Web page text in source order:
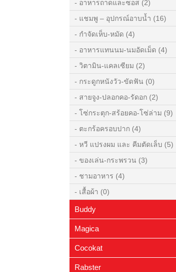
- อาหารถาดและซอส (2)
- แชมพู – อุปกรณ์อาบน้ำ (16)
- กำจัดเห็บ-หมัด (4)
- อาหารแทนนม-นมอัดเม็ด (4)
- วิตามิน-แคลเซียม (2)
- กระดูกหนังวัว-ขัดฟัน (0)
- สายจูง-ปลอกคอ-รัดอก (2)
- โซ่กระตุก-สร้อยคอ-โซ่ล่าม (9)
- ตะกร้อครอบปาก (4)
- หวี แปรงผม และ คีมตัดเล็บ (5)
- ของเล่น-กระพรวน (3)
- ชามอาหาร (4)
- เสื้อผ้า (0)
Buddy
- สุนัข(7)
Magica
Cocokat
- ขนมแมว
Rabster